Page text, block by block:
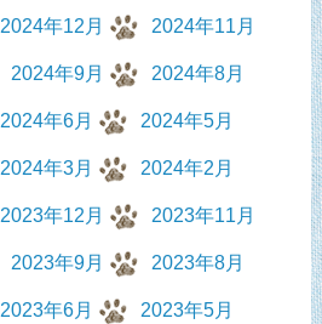
2024年12月 2024年11月
2024年9月 2024年8月
2024年6月 2024年5月
2024年3月 2024年2月
2023年12月 2023年11月
2023年9月 2023年8月
2023年6月 2023年5月